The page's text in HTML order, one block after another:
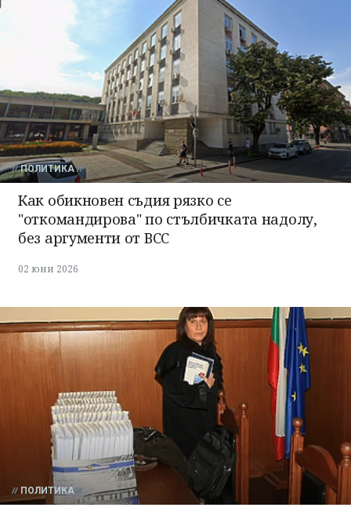
ПОЛИТИКА
Как обикновен съдия рязко се
"откомандирова" по стълбичката надолу,
без аргументи от ВСС
02 юни 2026
ПОЛИТИКА